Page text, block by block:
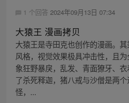
1 个回答 2024年09月13日 07:34
大猿王 漫画拷贝
大猿王是寺田克也创作的漫画。
风格，视觉效果极具冲击性，且
象狂野暴戾，乱发、青面獠牙、
了杀死释迦，猪八戒与沙僧是两
怪，...